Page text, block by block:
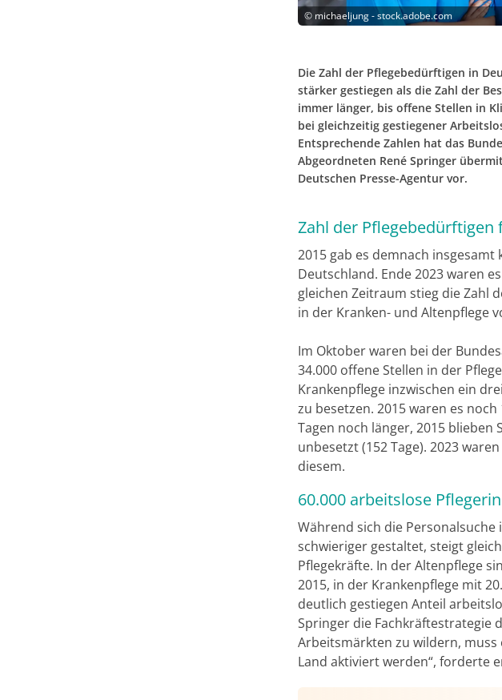
© michaeljung - stock.adobe.com
Die Zahl der Pflegebedürftigen in
stärker gestiegen als die Zahl der
immer länger, bis offene Stellen in
bei gleichzeitig gestiegener
Entsprechende Zahlen hat das
Abgeordneten René Springer
Deutschen Presse-Agentur vor.
Zahl der Pflegebedürftigen
2015 gab es demnach
Deutschland. Ende 2023 waren
gleichen Zeitraum stieg die Zahl
in der Kranken- und Altenpflege
Im Oktober waren bei der
34.000 offene Stellen in der
Krankenpflege inzwischen ein
zu besetzen. 2015 waren es
Tagen noch länger, 2015
unbesetzt (152 Tage). 2023
diesem.
60.000 arbeitslose
Während sich die
schwieriger gestaltet, steigt
Pflegekräfte. In der Altenpflege
2015, in der Krankenpflege mit
deutlich gestiegen Anteil
Springer die Fachkräftestrategie
Arbeitsmärkten zu wildern,
Land aktiviert werden“, forderte